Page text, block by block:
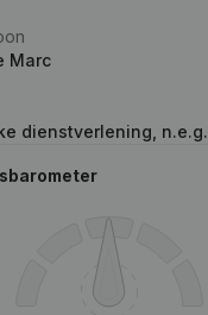
Marc
dienstverlening, n.e.g.